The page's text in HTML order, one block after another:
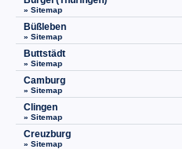
» Sitemap
Büßleben
» Sitemap
Buttstädt
» Sitemap
Camburg
» Sitemap
Clingen
» Sitemap
Creuzburg
» Sitemap